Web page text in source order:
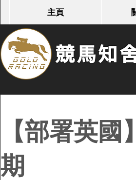
主頁
競馬知
【部署英
期